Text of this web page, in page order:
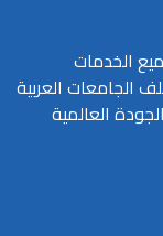
الخدمات
الجامعات العربية
العالمية